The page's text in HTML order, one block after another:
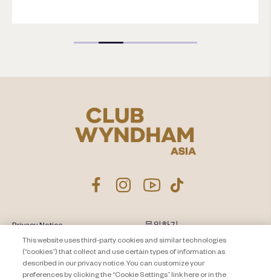
Privacy Notice
About Travel + Leisure Co.
Cookie Settings
문의하기
사이트 맵
이용 약관
This website uses third-party cookies and similar technologies
(“cookies”) that collect and use certain types of information as
described in our privacy notice. You can customize your
preferences by clicking the “Cookie Settings” link here or in the